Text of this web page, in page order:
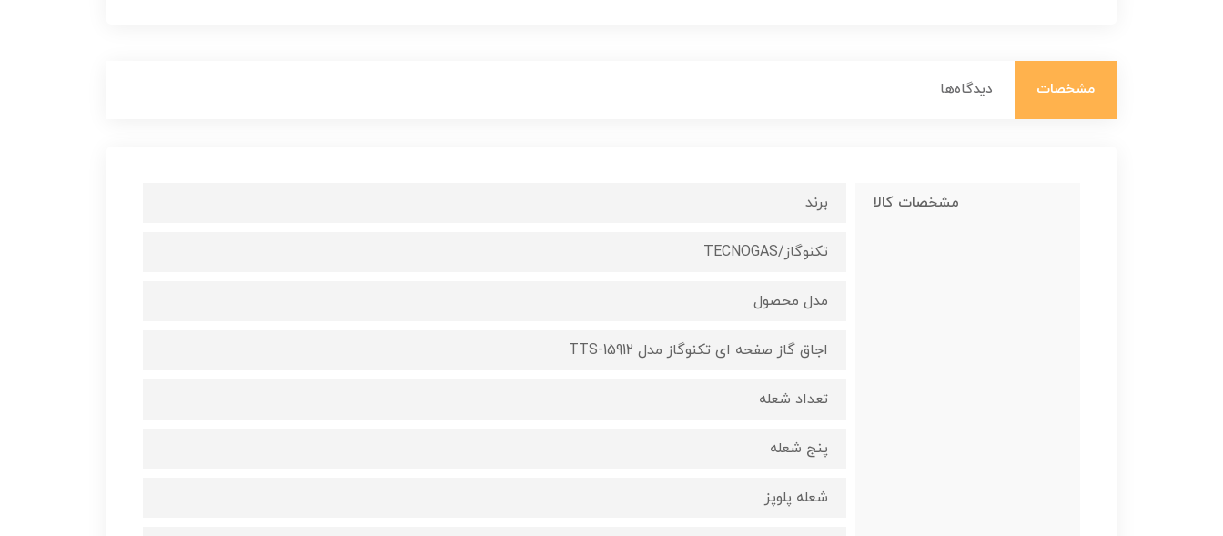
مشخصات دیدگاه‌ها
مشخصات کالا برند
تکنوگاز/TECNOGAS
مدل محصول
اجاق گاز صفحه ای تکنوگاز مدل TTS-15912
تعداد شعله
پنج شعله
شعله پلوپز